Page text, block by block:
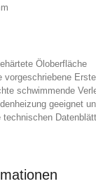
Öloberfläche
vorgeschriebene
schwimmende
geeignet